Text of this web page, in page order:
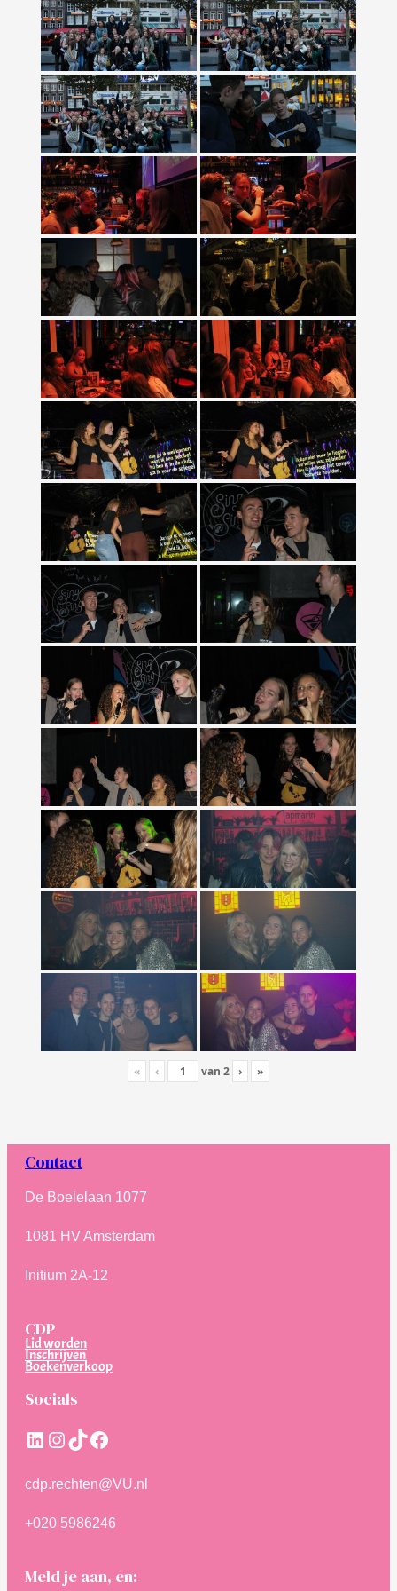
« ‹ van 2 › »
Contact
De Boelelaan 1077
1081 HV Amsterdam
Initium 2A-12
CDP
Lid worden
Inschrijven
Boekenverkoop
Socials
LinkedIn
Instagram
TikTokFacebook
cdp.rechten@VU.nl
+020 5986246
Meld je aan, en: